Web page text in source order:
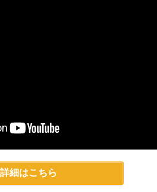
詳細はこちら